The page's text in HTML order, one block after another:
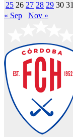
25 26 27 28 29 30 31
« Sep
Nov »